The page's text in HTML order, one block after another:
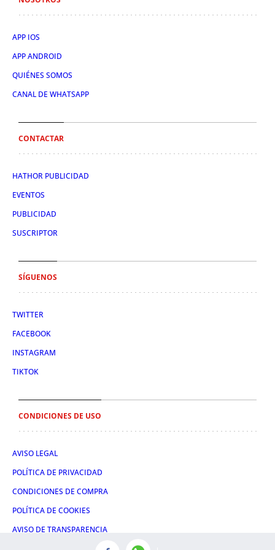
APP IOS
APP ANDROID
QUIÉNES SOMOS
CANAL DE WHATSAPP
CONTACTAR
HATHOR PUBLICIDAD
EVENTOS
PUBLICIDAD
SUSCRIPTOR
SÍGUENOS
TWITTER
FACEBOOK
INSTAGRAM
TIKTOK
CONDICIONES DE USO
AVISO LEGAL
POLÍTICA DE PRIVACIDAD
CONDICIONES DE COMPRA
POLÍTICA DE COOKIES
AVISO DE TRANSPARENCIA